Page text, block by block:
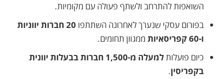
השואפות להתרחב ולשתף פעולה עם מקומיות.
בפורום עסקי שנערך לאחרונה השתתפו
20 חברות יווניות
ו-60 קפריסאיות
ממגוון תחומים.
כיום פועלות
למעלה מ-1,500 חברות בבעלות יוונית
בקפריסין.